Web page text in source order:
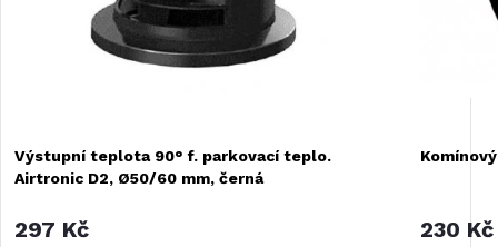
Výstupní teplota 90° f. parkovací teplo.
Airtronic D2, Ø50/60 mm, černá
297 Kč 230 Kč